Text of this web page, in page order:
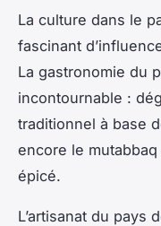
La culture dans le
fascinant
La gastronomie du
incontournable :
traditionnel à base
encore le
épicé.
L’artisanat du pays